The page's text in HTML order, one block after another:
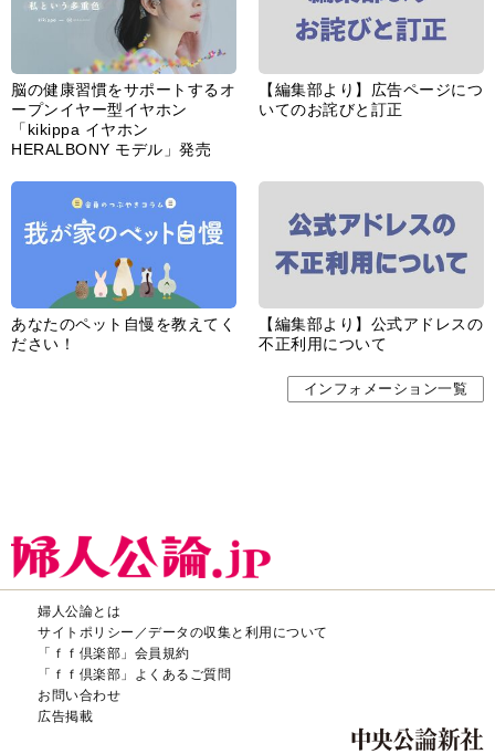
脳の健康習慣をサポートするオ
ープンイヤー型イヤホン
「kikippa イヤホン
HERALBONY モデル」発売
【編集部より】広告ページにつ
いてのお詫びと訂正
あなたのペット自慢を教えてく
ださい！
【編集部より】公式アドレスの
不正利用について
インフォメーション一覧
婦人公論とは
サイトポリシー／データの収集と利用について
「ｆｆ倶楽部」会員規約
「ｆｆ倶楽部」よくあるご質問
お問い合わせ
広告掲載